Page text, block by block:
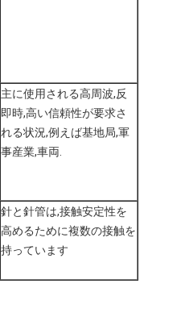
主に使用される高周波,反
即時,高い信頼性が要求さ
れる状況,例えば基地局,軍
事産業,車両.
針と針管は,接触安定性を
高めるために複数の接触を
持っています